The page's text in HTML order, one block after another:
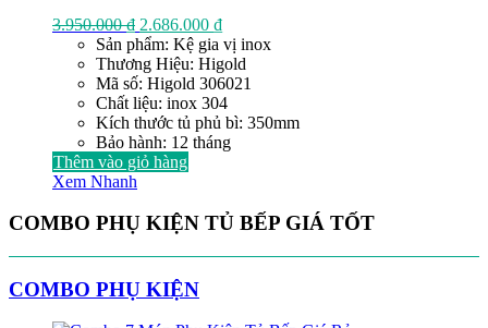
3.950.000₫ Giá
gốc
là:
3.950.000 ₫.
2.686.000 ₫Giá
hiện
tại
là:
2.686.000 ₫.
Sản phẩm: Kệ gia vị inox
Thương Hiệu: Higold
Mã số: Higold 306021
Chất liệu: inox 304
Kích thước tủ phủ bì: 350mm
Bảo hành: 12 tháng
Thêm vào giỏ hàng
Xem Nhanh
COMBO PHỤ KIỆN TỦ BẾP GIÁ TỐT
COMBO PHỤ KIỆN